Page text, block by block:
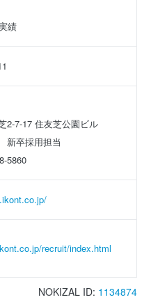
績
2-7-17 住友芝公園ビル
新卒採用担当
5860
recruit/index.html
NOKIZAL ID: 1134874